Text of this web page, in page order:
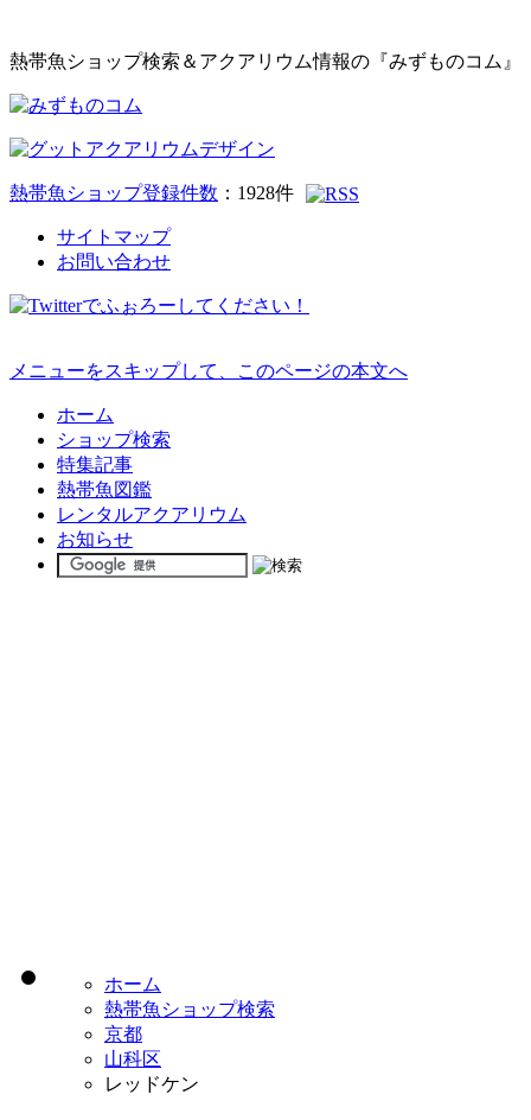
熱帯魚ショップ検索＆アクアリウム情報の『みずものコム』
熱帯魚ショップ登録件数 ： 1928件
サイトマップ
お問い合わせ
メニューをスキップして、このページの本文へ
ホーム
ショップ検索
特集記事
熱帯魚図鑑
レンタルアクアリウム
お知らせ
ホーム
熱帯魚ショップ検索
京都
山科区
レッドケン